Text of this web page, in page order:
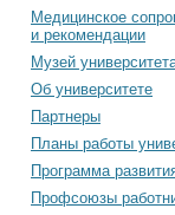
Медицинское
и рекомендации
Музей
Об университете
Партнеры
Планы работы
Программа
Профсоюзы